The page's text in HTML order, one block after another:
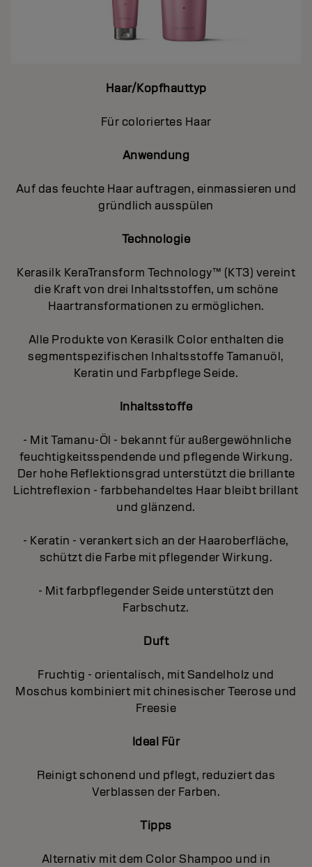
Haar/Kopfhauttyp
Für coloriertes Haar
Anwendung
Auf das feuchte Haar auftragen, einmassieren und
gründlich ausspülen
Technologie
Kerasilk KeraTransform Technology™ (KT3) vereint
die Kraft von drei Inhaltsstoffen, um schöne
Haartransformationen zu ermöglichen.
Alle Produkte von Kerasilk Color enthalten die
segmentspezifischen Inhaltsstoffe Tamanuöl,
Keratin und Farbpflege Seide.
Inhaltsstoffe
- Mit Tamanu-Öl - bekannt für außergewöhnliche
feuchtigkeitsspendende und pflegende Wirkung.
Der hohe Reflektionsgrad unterstützt die brillante
Lichtreflexion - farbbehandeltes Haar bleibt brillant
und glänzend.
- Keratin - verankert sich an der Haaroberfläche,
schützt die Farbe mit pflegender Wirkung.
- Mit farbpflegender Seide unterstützt den
Farbschutz.
Duft
Fruchtig - orientalisch, mit Sandelholz und
Moschus kombiniert mit chinesischer Teerose und
Freesie
Ideal Für
Reinigt schonend und pflegt, reduziert das
Verblassen der Farben.
Tipps
Alternativ mit dem Color Shampoo und in